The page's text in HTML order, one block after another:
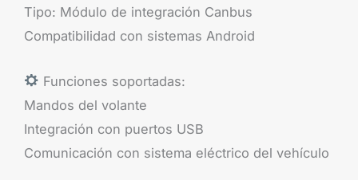
Tipo: Módulo de integración Canbus
Compatibilidad con sistemas Android
Funciones soportadas:
Mandos del volante
Integración con puertos USB
Comunicación con sistema eléctrico del vehículo